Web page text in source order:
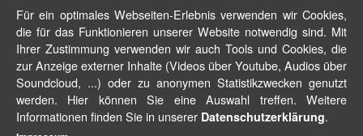
Für ein optimales Webseiten-Erlebnis verwenden wir Cookies,
die für das Funktionieren unserer Website notwendig sind. Mit
Ihrer Zustimmung verwenden wir auch Tools und Cookies, die
zur Anzeige externer Inhalte (Videos über Youtube, Audios über
Soundcloud, ...) oder zu anonymen Statistikzwecken genutzt
werden. Hier können Sie eine Auswahl treffen. Weitere
Informationen finden Sie in unserer Datenschutzerklärung.